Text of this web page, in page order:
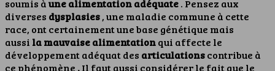
soumis àune alimentation adéquate. Pensez aux
diverses dysplasies, une maladie commune à cette
race, ont certainement une base génétique mais
aussi la mauvaise alimentationqui affecte le
développement adéquat des articulationscontribue à
ce phénomène .Il faut aussi considérer le fait que le